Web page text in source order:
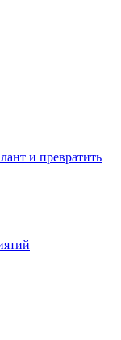
и превратить